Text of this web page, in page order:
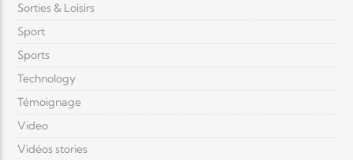
Sorties & Loisirs
Sport
Sports
Technology
Témoignage
Video
Vidéos stories